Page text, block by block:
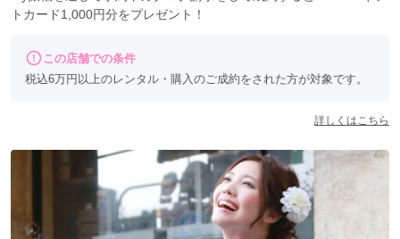
トカード1,000円分をプレゼント！
この店舗での条件
税込6万円以上のレンタル・購入のご成約をされた方が対象です。
詳しくはこちら